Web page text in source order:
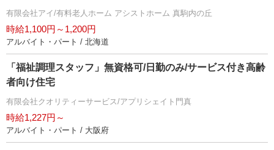
有限会社アイ/有料老人ホーム アシストホーム 真駒内の丘
時給1,100円～1,200円
アルバイト・パート / 北海道
「福祉調理スタッフ」無資格可/日勤のみ/サービス付き高齢
者向け住宅
有限会社クオリティーサービス/アプリシェイト門真
時給1,227円～
アルバイト・パート / 大阪府